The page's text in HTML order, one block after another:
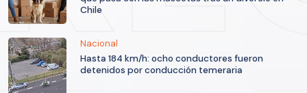
Chile
Nacional
Hasta 184 km/h: ocho conductores fueron
detenidos por conducción temeraria